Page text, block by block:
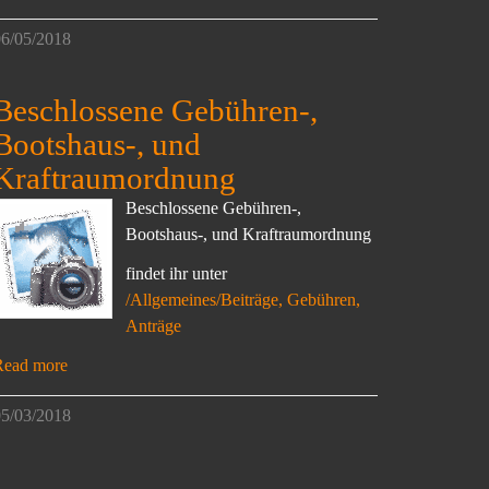
05/2018
Gebühren-,
, und
Beschlossene Gebühren-,
Bootshaus-, und Kraftraumordnung
findet ihr unter
/Allgemeines/Beiträge, Gebühren,
Anträge
more
03/2018